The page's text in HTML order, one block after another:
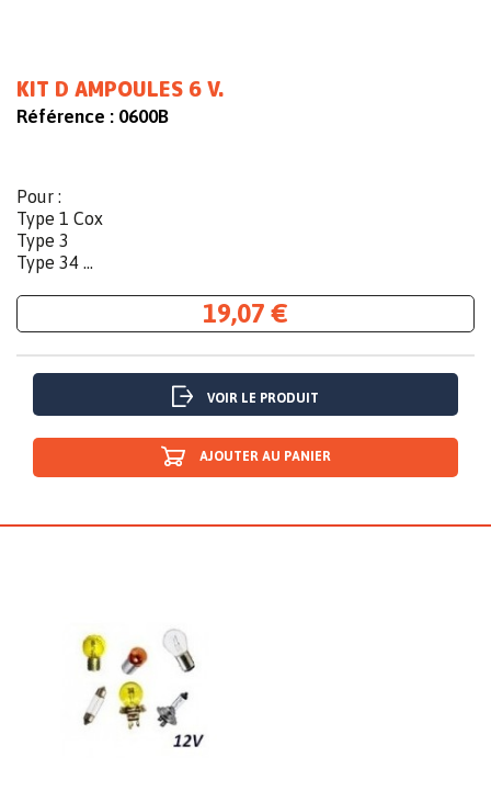
KIT D AMPOULES 6 V.
Référence : 0600B
Pour :
Type 1 Cox
Type 3
Type 34 ...
19,07 €
VOIR LE PRODUIT
AJOUTER AU PANIER